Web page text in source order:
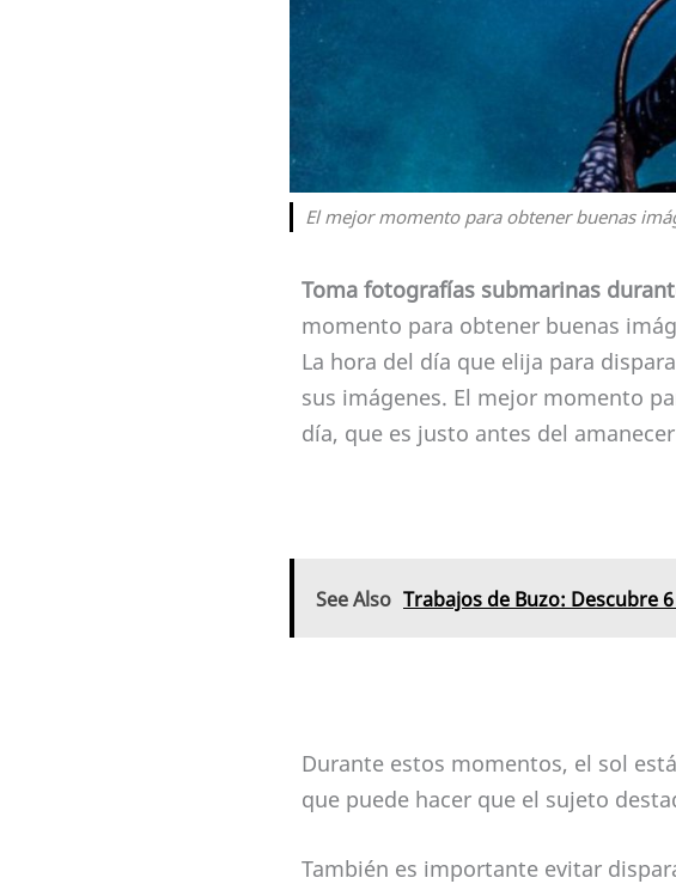
El mejor momento para obtener buenas
Toma fotografías submarinas
momento para obtener buenas
La hora del día que elija para
sus imágenes. El mejor momento
día, que es justo antes del
See Also Trabajos de Buzo: Descubre
Durante estos momentos, el sol
que puede hacer que el sujeto
También es importante evitar